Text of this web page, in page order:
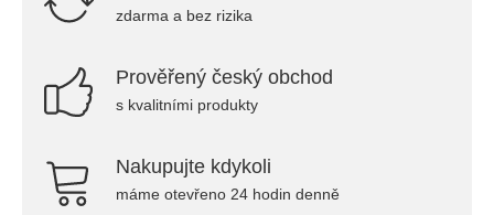
zdarma a bez rizika
Prověřený český obchod
s kvalitními produkty
Nakupujte kdykoli
máme otevřeno 24 hodin denně